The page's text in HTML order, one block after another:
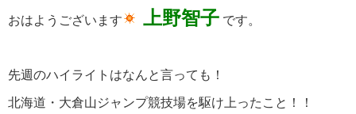
おはようございます 上野智子 です。
先週のハイライトはなんと言っても！
北海道・大倉山ジャンプ競技場を駆け上ったこと！！